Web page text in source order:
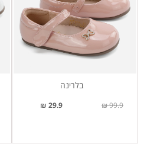
בלרינה
29.9 ₪ 99.9 ₪